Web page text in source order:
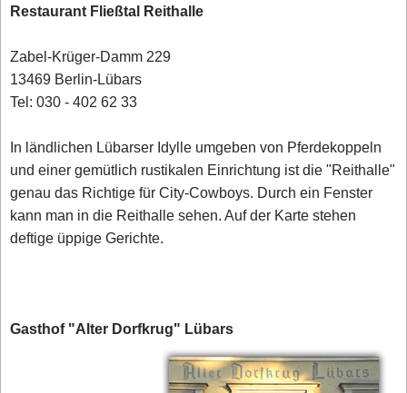
Restaurant Fließtal Reithalle
Zabel-Krüger-Damm 229
13469 Berlin-Lübars
Tel: 030 - 402 62 33
In ländlichen Lübarser Idylle umgeben von Pferdekoppeln
und einer gemütlich rustikalen Einrichtung ist die "Reithalle"
genau das Richtige für City-Cowboys. Durch ein Fenster
kann man in die Reithalle sehen. Auf der Karte stehen
deftige üppige Gerichte.
Gasthof "Alter Dorfkrug" Lübars